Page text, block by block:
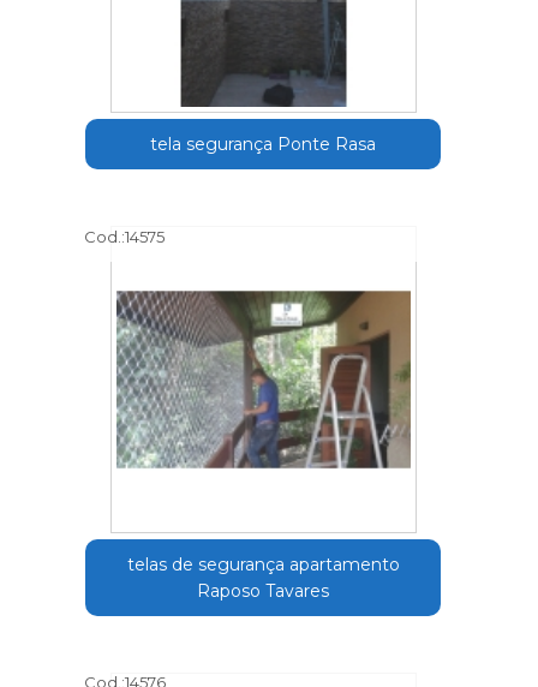
tela segurança Ponte Rasa
Cod.:14575
telas de segurança apartamento
Raposo Tavares
Cod.:14576